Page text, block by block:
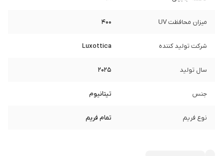
میزان محافظت UV 400
شرکت تولید کننده Luxottica
سال تولید 2025
جنس تیتانیوم
نوع فریم تمام فریم